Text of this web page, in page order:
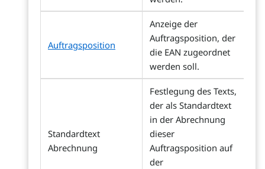
Auftragsposition
Anzeige der
Auftragsposition, der
die EAN zugeordnet
werden soll.
Standardtext
Abrechnung
Festlegung des Texts,
der als Standardtext
in der Abrechnung
dieser
Auftragsposition auf
der